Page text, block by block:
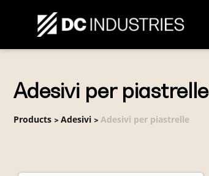
Adesivi per piastrelle
Products > Adesivi > Adesivi per piastrelle